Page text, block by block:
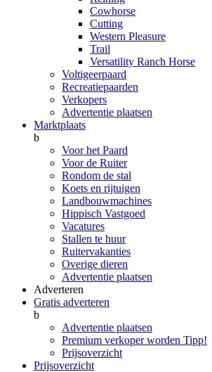
Cowhorse
Cutting
Western Pleasure
Trail
Versatility Ranch Horse
Voltigeerpaard
Recreatiepaarden
Verkopers
Advertentie plaatsen
Marktplaats
b
Voor het Paard
Voor de Ruiter
Rondom de stal
Koets en rijtuigen
Landbouwmachines
Hippisch Vastgoed
Vacatures
Stallen te huur
Ruitervakanties
Overige dieren
Advertentie plaatsen
Adverteren
Gratis adverteren
b
Advertentie plaatsen
Premium verkoper worden Tipp!
Prijsoverzicht
Prijsoverzicht